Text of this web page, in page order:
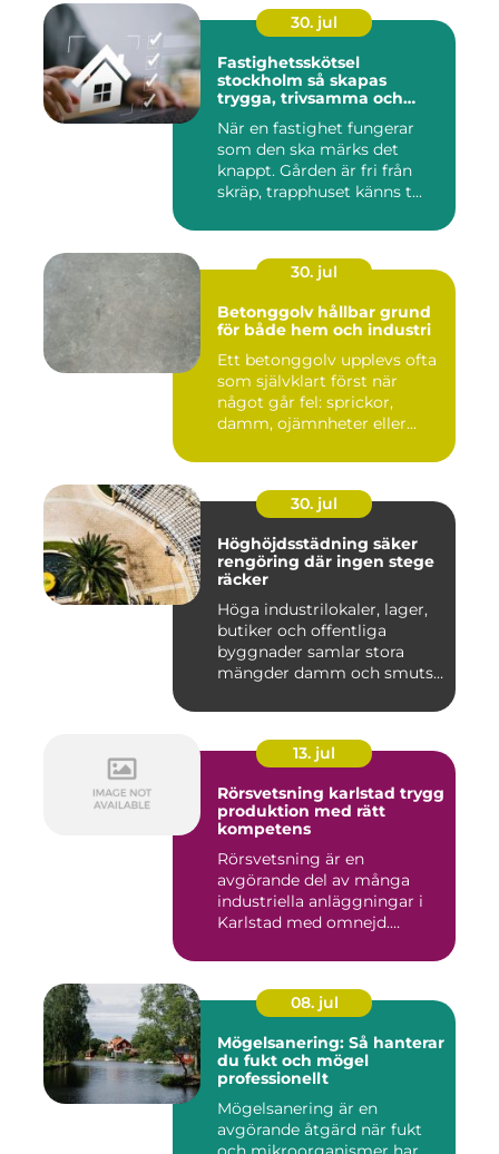
30. jul
Fastighetsskötsel
stockholm så skapas
trygga, trivsamma och
När en fastighet fungerar
som den ska märks det
knappt. Gården är fri från
skräp, trapphuset känns t...
30. jul
Betonggolv hållbar grund
för både hem och industri
Ett betonggolv upplevs ofta
som självklart först när
något går fel: sprickor,
damm, ojämnheter eller...
30. jul
Höghöjdsstädning säker
rengöring där ingen stege
räcker
Höga industrilokaler, lager,
butiker och offentliga
byggnader samlar stora
mängder damm och smuts
13. jul
Rörsvetsning karlstad trygg
produktion med rätt
kompetens
Rörsvetsning är en
avgörande del av många
industriella anläggningar i
Karlstad med omnejd.
08. jul
Mögelsanering: Så hanterar
du fukt och mögel
professionellt
Mögelsanering är en
avgörande åtgärd när fukt